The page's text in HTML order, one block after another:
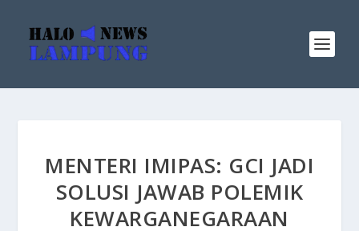
MENTERI IMIPAS: GCI JADI
SOLUSI JAWAB POLEMIK
KEWARGANEGARAAN